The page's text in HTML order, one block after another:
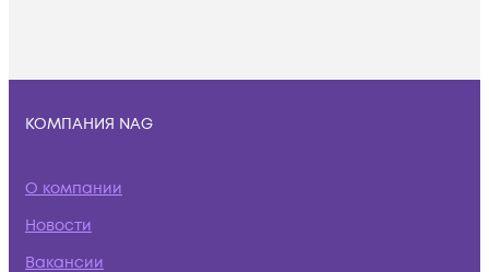
КОМПАНИЯ NAG
О компании
Новости
Вакансии